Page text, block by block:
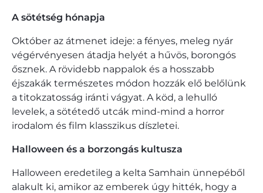
A sötétség hónapja
Október az átmenet ideje: a fényes, meleg nyár
végérvényesen átadja helyét a hűvös, borongós
ősznek. A rövidebb nappalok és a hosszabb
éjszakák természetes módon hozzák elő belőlünk
a titokzatosság iránti vágyat. A köd, a lehulló
levelek, a sötétedő utcák mind-mind a horror
irodalom és film klasszikus díszletei.
Halloween és a borzongás kultusza
Halloween eredetileg a kelta Samhain ünnepéből
alakult ki, amikor az emberek úgy hitték, hogy a